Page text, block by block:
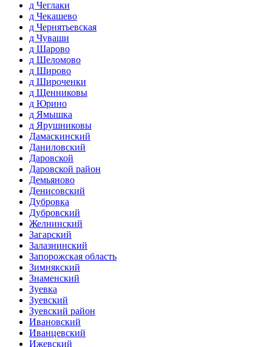
д Чеглаки
д Чекашево
д Чернятьевская
д Чуваши
д Шарово
д Шеломово
д Широво
д Широченки
д Щенниковы
д Юрино
д Ямышка
д Ярушниковы
Дамаскинский
Даниловский
Даровской
Даровской район
Демьяново
Денисовский
Дубровка
Дубровский
Желнинский
Загарский
Залазнинский
Запорожская область
Зимнякский
Знаменский
Зуевка
Зуевский
Зуевский район
Ивановский
Иванцевский
Ижевский